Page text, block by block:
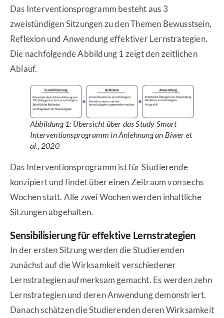
Das Interventionsprogramm besteht aus 3
zweistündigen Sitzungen zu den Themen Bewusstsein,
Reflexion und Anwendung effektiver Lernstrategien.
Die nachfolgende Abbildung 1 zeigt den zeitlichen
Ablauf.
Abbildung 1: Übersicht über das Study Smart
Interventionsprogramm in Anlehnung an Biwer et
al., 2020
Das Interventionsprogramm ist für Studierende
konzipiert und findet über einen Zeitraum von sechs
Wochen statt. Alle zwei Wochen werden inhaltliche
Sitzungen abgehalten.
Sensibilisierung für effektive Lernstrategien
In der ersten Sitzung werden die Studierenden
zunächst auf die Wirksamkeit verschiedener
Lernstrategien aufmerksam gemacht. Es werden zehn
Lernstrategien und deren Anwendung demonstriert.
Danach schätzen die Studierenden deren Wirksamkeit